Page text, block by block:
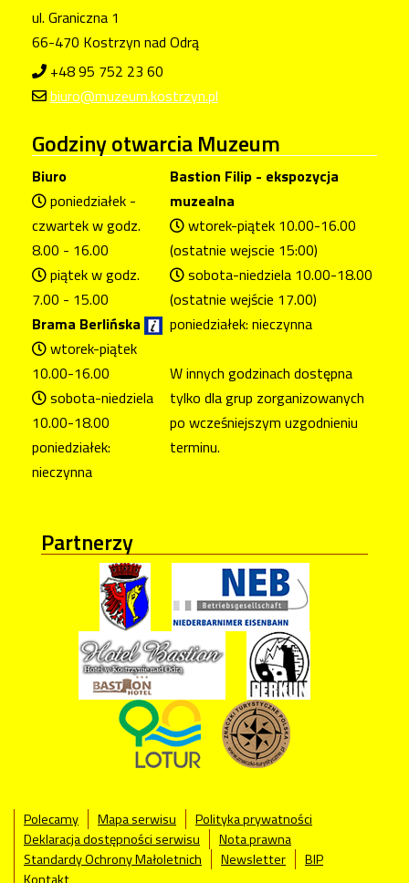
ul. Graniczna 1
66-470 Kostrzyn nad Odrą
+48 95 752 23 60
biuro@muzeum.kostrzyn.pl
Godzinyotwarcia Muzeum
Biuro
poniedziałek -
czwartek w godz.
8.00 - 16.00
piątek w godz.
7.00 - 15.00
Brama Berlińska
wtorek-piątek
10.00-16.00
sobota-niedziela
10.00-18.00
poniedziałek:
nieczynna
Bastion Filip - ekspozycja
muzealna
wtorek-piątek 10.00-16.00
(ostatnie wejscie 15:00)
sobota-niedziela 10.00-18.00
(ostatnie wejście 17.00)
poniedziałek: nieczynna
W innych godzinach dostępna
tylko dla grup zorganizowanych
po wcześniejszym uzgodnieniu
terminu.
Partnerzy
Polecamy Mapa serwisu
Polityka prywatności
Deklaracja dostępności serwisu
Nota prawna
Standardy Ochrony Małoletnich
Newsletter
BIP
Kontakt